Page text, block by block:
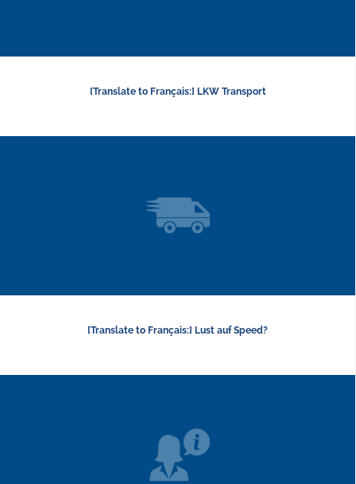
[Translate to Français:] LKW Transport
[Translate to Français:] Lust auf Speed?